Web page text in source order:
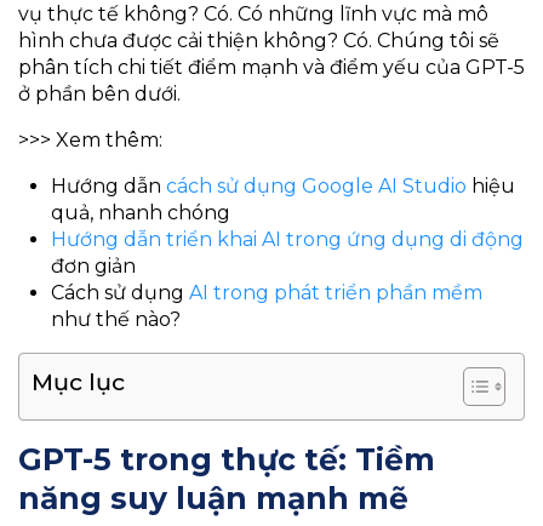
vụ thực tế không? Có. Có những lĩnh vực mà mô
hình chưa được cải thiện không? Có. Chúng tôi sẽ
phân tích chi tiết điểm mạnh và điểm yếu của GPT-5
ở phần bên dưới.
>>> Xem thêm:
Hướng dẫncách sử dụng Google AI Studio hiệu
quả, nhanh chóng
Hướng dẫn triển khai AI trong ứng dụng di động
đơn giản
Cách sử dụngAI trong phát triển phần mềm
như thế nào?
Mục lục
GPT-5 trong thực tế: Tiềm
năng suy luận mạnh mẽ